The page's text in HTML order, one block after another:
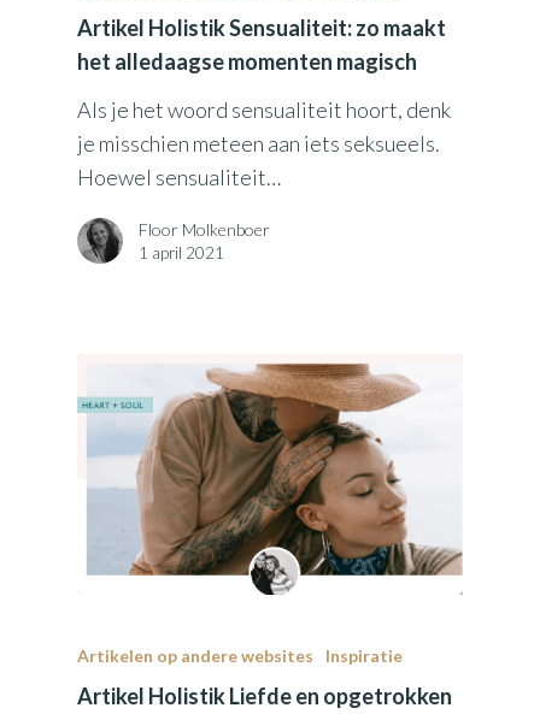
Artikel Holistik Sensualiteit: zo maakt
het alledaagse momenten magisch
Als je het woord sensualiteit hoort, denk
je misschien meteen aan iets seksueels.
Hoewel sensualiteit…
Floor Molkenboer
1 april 2021
Artikelen op andere websites Inspiratie
Artikel Holistik Liefde en opgetrokken